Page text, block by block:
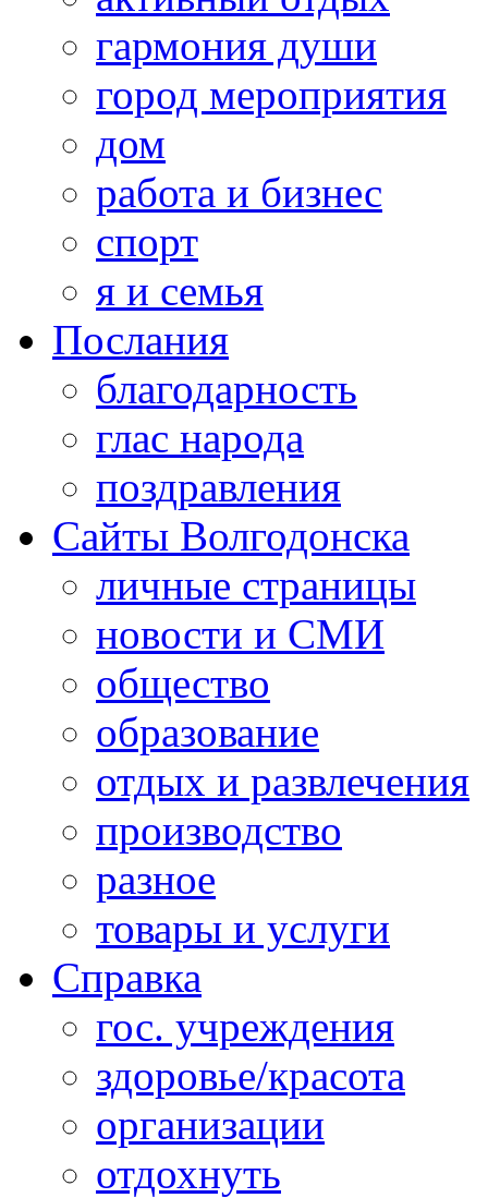
гармония души
город мероприятия
дом
работа и бизнес
спорт
я и семья
Послания
благодарность
глас народа
поздравления
Сайты Волгодонска
личные страницы
новости и СМИ
общество
образование
отдых и развлечения
производство
разное
товары и услуги
Справка
гос. учреждения
здоровье/красота
организации
отдохнуть